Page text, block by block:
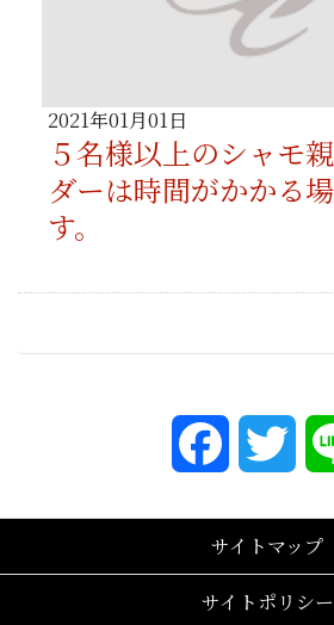
2021年01月01日
５名様以上のシャモ
ダーは時間がかかる
す。
Facebook
サイトマップ
サイトポリシー